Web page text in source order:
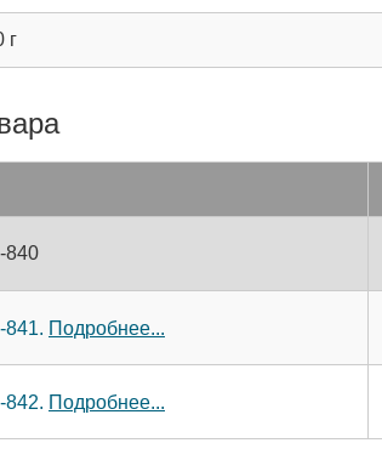
г
840
841. Подробнее...
842. Подробнее...